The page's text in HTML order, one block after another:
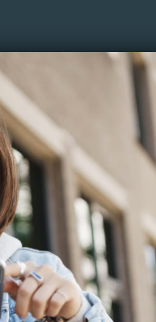
Espectáculos